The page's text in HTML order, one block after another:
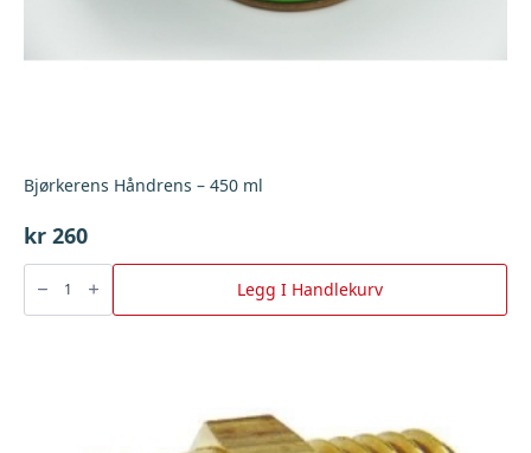
Bjørkerens Håndrens – 450 ml
kr 260
Bjørkerens
Håndrens
450
Legg I Handlekurv